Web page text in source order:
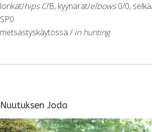
lonkat/hips C/B, kyynärät/elbows0/0,
SP0
metsästyskäytössä / in hunting
Nuutuksen Joda